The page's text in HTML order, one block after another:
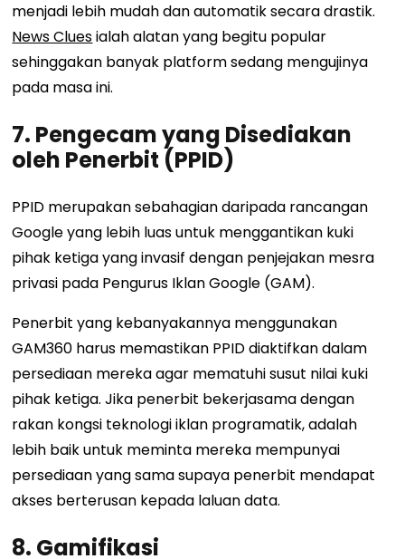
menjadi lebih mudah dan automatik secara drastik.
News Cluesialah alatan yang begitu popular
sehinggakan banyak platform sedang mengujinya
pada masa ini.
7. Pengecam yang Disediakan
oleh Penerbit (PPID)
PPID merupakan sebahagian daripada rancangan
Google yang lebih luas untuk menggantikan kuki
pihak ketiga yang invasif dengan penjejakan mesra
privasi pada Pengurus Iklan Google (GAM).
Penerbit yang kebanyakannya menggunakan
GAM360 harus memastikan PPID diaktifkan dalam
persediaan mereka agar mematuhi susut nilai kuki
pihak ketiga. Jika penerbit bekerjasama dengan
rakan kongsi teknologi iklan programatik, adalah
lebih baik untuk meminta mereka mempunyai
persediaan yang sama supaya penerbit mendapat
akses berterusan kepada laluan data.
8. Gamifikasi